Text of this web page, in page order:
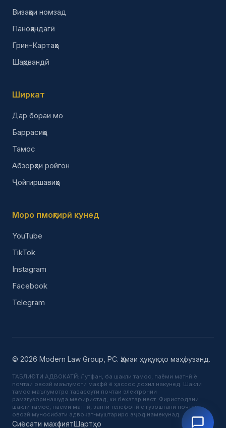
Визаҳои номзад
Паноҳандагӣ
Грин-Картаҳо
Шаҳрвандӣ
Ширкат
Дар бораи мо
Баррасиҳо
Тамос
Абзорҳои ройгон
Ҷойгиршавиҳо
Моро пмоҳгирӣ кунед
YouTube
TikTok
Instagram
Facebook
Telegram
© 2026 Modern Law Group, PC. Ҳамаи ҳуқуқҳо маҳфузанд.
ТАБЛИҒОТИ АДВОКАТӢ: Лутфан, ба шакли тамос, паёми матнӣ ё
почтаи овозӣ маълумоти махфӣ ё ҳассос дохил накунед. Шакли
тамос маълумотро тавассути почтаи электронии
рамзгузоринашуда мефиристад, ки бехатар нест. Фиристодани
шакли тамос, паёми матнӣ, занги телефонӣ ё гузоштани почтаи
овозӣ муносибати адвокат-муштариро эҷод намекунад.
Сиёсати махфиятШартҳо